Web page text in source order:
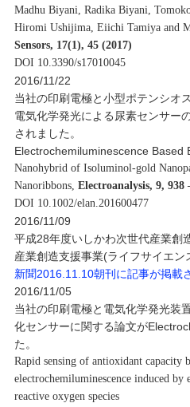
Madhu Biyani, Radika Biyani,
Hiromi Ushijima, Eiichi Tamiya and
Sensors, 17(1), 45 (2017)
DOI 10.3390/s17010045
2016/11/22
当社の印刷電極と小型ポテンシオ
電気化学発光による尿素センサー
されました。
Electrochemiluminescence Based
Nanohybrid of Isoluminol-gold
Nanoribbons, Electroanalysis, 9, 938
DOI 10.1002/elan.201600477
2016/11/09
平成28年度いしかわ次世代産業創
産業創造支援事業(ライフサイエン
新聞2016.11.10朝刊に記事が掲載
2016/11/05
当社の印刷電極と電気化学発光装
化センサーに関する論文が
た。
Rapid sensing of antioxidant capacity
electrochemiluminescence induced by
reactive oxygen species